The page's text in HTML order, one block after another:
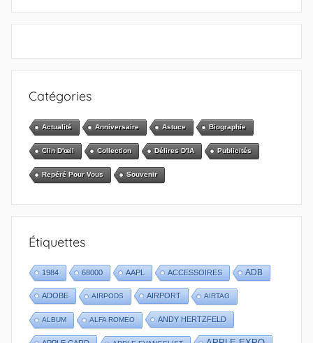
Catégories
Actualité Anniversaire Astuce Biographie
Clin D'œil Collection Délires D'IA Publicités
Repéré Pour Vous Souvenir
Étiquettes
1984 68000 AAPL ACCESSOIRES ADB
ADOBE AIRPODS AIRPORT AIRTAG
ALBUM ALFA ROMEO ANDY HERTZFELD